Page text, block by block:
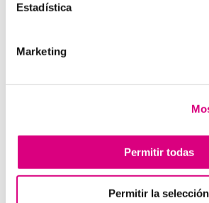
Estadística
Marketing
Permitir todas
Permitir la selección
Centralitas virtuales: una solución
Aplicaciones de Inteligencia Artificial
Estrategias de Marketing Digital para
Cómo crear un Plan de Marketing